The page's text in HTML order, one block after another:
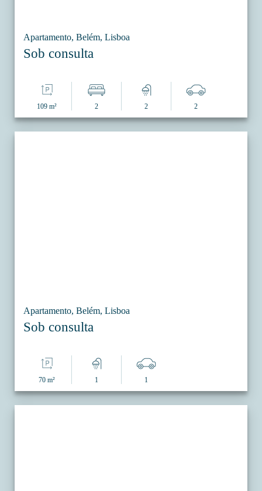
Apartamento, Belém, Lisboa
Sob consulta
109 m² 2 2 2
Apartamento, Belém, Lisboa
Sob consulta
70 m² 1 1